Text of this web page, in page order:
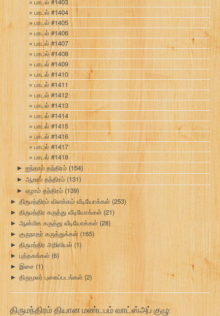
பாடல் #1404
பாடல் #1405
பாடல் #1406
பாடல் #1407
பாடல் #1408
பாடல் #1409
பாடல் #1410
பாடல் #1411
பாடல் #1412
பாடல் #1413
பாடல் #1414
பாடல் #1415
பாடல் #1416
பாடல் #1417
பாடல் #1418
► ஐந்தாம் தந்திரம் (154)
► ஆறாம் தந்திரம் (131)
► ஏழாம் தந்திரம் (139)
► திருமந்திரம் விளக்கம் வீடியோக்கள் (253)
► திருமந்திர கருத்து வீடியோக்கள் (21)
► ஆன்மிக கருத்து வீடியோக்கள் (28)
► குருநாதர் கருத்துக்கள் (165)
► திருமந்திர அறிவியல் (1)
► புத்தகங்கள் (6)
► இசை (1)
► திருமூலர் புகைப்படங்கள் (2)
திருமந்திரம் தியான மண்டபம் வாட்ஸ்அப் குழு: